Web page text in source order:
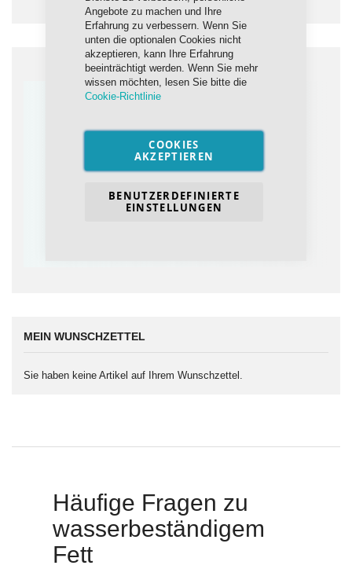
Angebote zu machen und Ihre
Erfahrung zu verbessern. Wenn Sie
unten die optionalen Cookies nicht
akzeptieren, kann Ihre Erfahrung
beeinträchtigt werden. Wenn Sie mehr
wissen möchten, lesen Sie bitte die
Cookie-Richtlinie
COOKIES
AKZEPTIEREN
BENUTZERDEFINIERTE
EINSTELLUNGEN
➥ ACP Multifunktionsspray
ACP Spray»
ab 6,99€
MEIN WUNSCHZETTEL
Sie haben keine Artikel auf Ihrem Wunschzettel.
Häufige Fragen zu
wasserbeständigem
Fett